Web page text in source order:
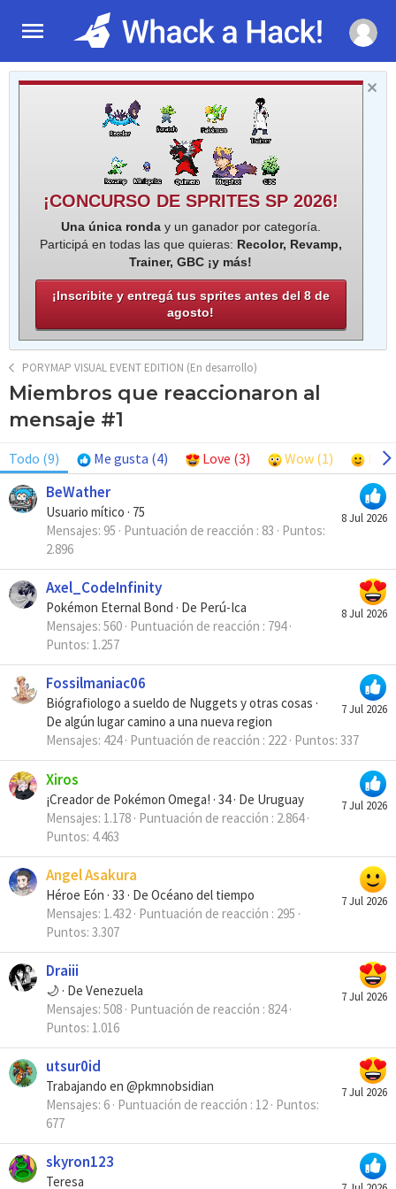
¡CONCURSO DE SPRITES SP 2026!
Una única ronday un ganador por categoría.
Participá en todas las que quieras: Recolor, Revamp,
Trainer, GBC ¡y más!
¡Inscribite y entregá tus sprites antes del 8 de
agosto!
PORYMAP VISUAL EVENT EDITION (En desarrollo)
Miembros que reaccionaron al
mensaje #1
Todo (9) Me gusta (4) Love (3) Wow (1)
8 Jul 2026
BeWather
Usuario mítico · 75
Mensajes 95 Puntuación de reacción 83 Puntos
2.896
8 Jul 2026
Axel_CodeInfinity
Pokémon Eternal Bond · De Perú-Ica
Mensajes 560 Puntuación de reacción 794
Puntos 1.257
7 Jul 2026
Fossilmaniac06
Biógrafiologo a sueldo de Nuggets y otras cosas ·
De algún lugar camino a una nueva region
Mensajes 424 Puntuación de reacción 222 Puntos 337
7 Jul 2026
Xiros
¡Creador de Pokémon Omega! · 34· De Uruguay
Mensajes 1.178 Puntuación de reacción 2.864
Puntos 4.463
7 Jul 2026
Angel Asakura
Héroe Eón · 33 · De Océano del tiempo
Mensajes 1.432 Puntuación de reacción 295
Puntos 3.307
7 Jul 2026
Draiii
🌙 · De Venezuela
Mensajes 508 Puntuación de reacción 824
Puntos 1.016
7 Jul 2026
utsur0id
Trabajando en @pkmnobsidian
Mensajes 6 Puntuación de reacción 12 Puntos
677
skyron123
Teresa